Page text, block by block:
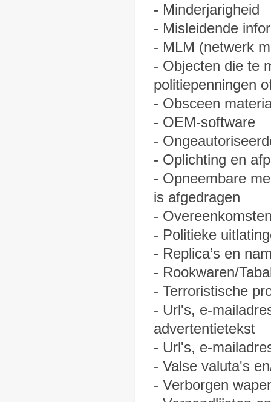
- Minderjarigheid
- Misleidende
- MLM (netwerk
- Objecten die te
politiepenningen
- Obsceen
- OEM-software
-
- Oplichting en
- Opneembare
is afgedragen
-
- Politieke
- Replica’s en
- Rookwaren/
- Terroristische
- Url's, e-
advertentietekst
- Url's, e-
- Valse valuta's
- Verborgen